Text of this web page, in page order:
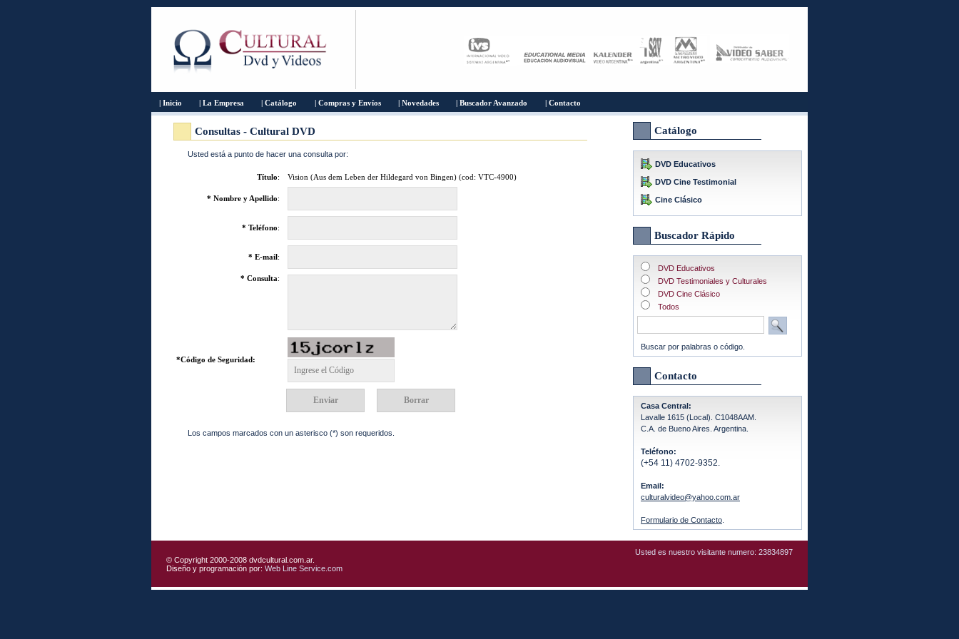
| Inicio | La Empresa | Catálogo | Compras y Envíos | Novedades | Buscador Avanzado | Contacto
Consultas - Cultural DVD
Usted está a punto de hacer una consulta por:
Título: Vision (Aus dem Leben der Hildegard von Bingen) (cod: VTC-4900)
* Nombre y Apellido:
* Teléfono:
* E-mail :
* Consulta:
*Código de Seguridad:
Los campos marcados con un asterisco (*) son requeridos.
Catálogo
DVD Educativos
DVD Cine Testimonial
Cine Clásico
Buscador Rápido
DVD Educativos
DVD Testimoniales y Culturales
DVD Cine Clásico
Todos
Buscar por palabras o código.
Contacto
Casa Central:
Lavalle 1615 (Local). C1048AAM.
C.A. de Bueno Aires. Argentina.
Teléfono:
(+54 11) 4702-9352.
Email:
culturalvideo@yahoo.com.ar
Formulario de Contacto
Usted es nuestro visitante numero: 23834897
© Copyright 2000-2008 dvdcultural.com.ar.
Diseño y programación por:Web Line Service.com